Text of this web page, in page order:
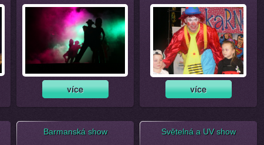
Barmanská show Světelná a UV show